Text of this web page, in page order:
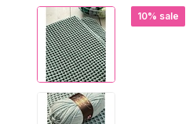
10% sale